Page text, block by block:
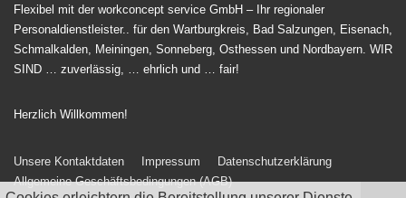
Flexibel mit der workconcept service GmbH – Ihr regionaler
Personaldienstleister.. für den Wartburgkreis, Bad Salzungen, Eisenach,
Schmalkalden, Meiningen, Sonneberg, Osthessen und Nordbayern. WIR
SIND … zuverlässig, … ehrlich und … fair!
Herzlich Willkommen!
Footer-
Unsere Kontaktdaten Impressum
Datenschutzerklärung
Allgemeine Geschäftsbedingungen (AGB)